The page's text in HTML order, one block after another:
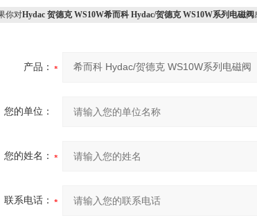
对Hydac 贺德克 WS10W希而科 Hydac/贺德克 WS10W系列电磁阀
产品：
您的单位：
您的姓名：
联系电话：